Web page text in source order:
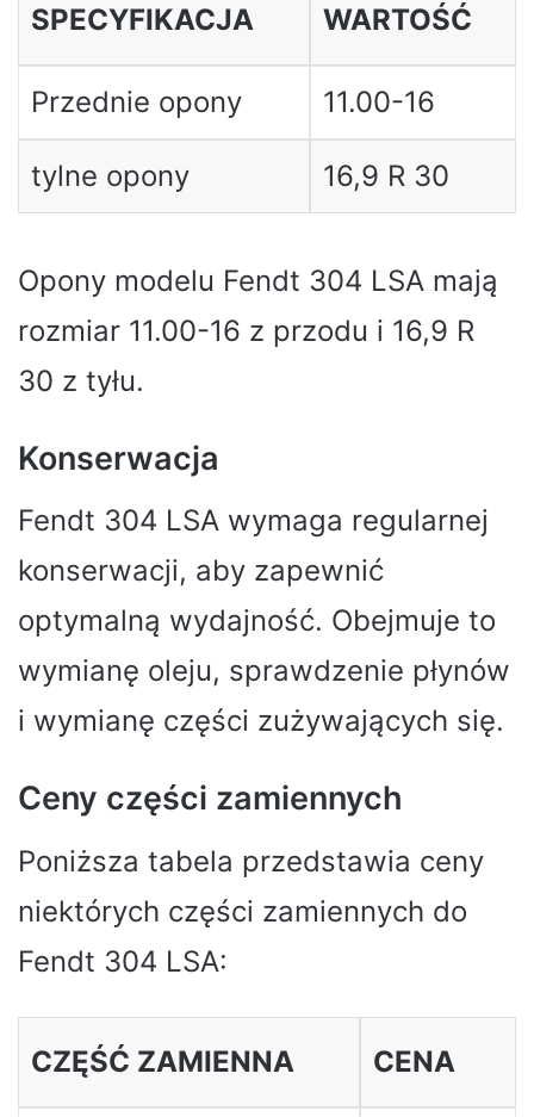
SPECYFIKACJA WARTOŚĆ
Przednie opony 11.00-16
tylne opony 16,9 R 30
Opony modelu Fendt 304 LSA mają
rozmiar 11.00-16 z przodu i 16,9 R
30 z tyłu.
Konserwacja
Fendt 304 LSA wymaga regularnej
konserwacji, aby zapewnić
optymalną wydajność. Obejmuje to
wymianę oleju, sprawdzenie płynów
i wymianę części zużywających się.
Ceny części zamiennych
Poniższa tabela przedstawia ceny
niektórych części zamiennych do
Fendt 304 LSA:
CZĘŚĆ ZAMIENNA CENA